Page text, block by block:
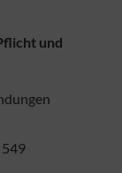
und
549